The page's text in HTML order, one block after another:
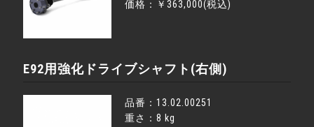
価格：￥363,000(税込)
E92用強化ドライブシャフト(右側)
品番：13.02.00251
重さ：8 kg